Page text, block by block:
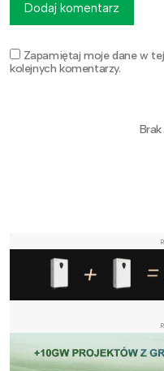
Zapamiętaj moje dane w
kolejnych komentarzy.
Dodaj komentarz